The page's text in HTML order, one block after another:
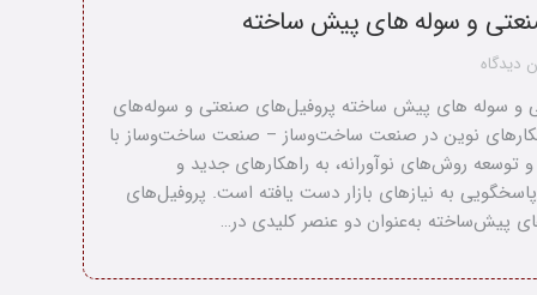
و سوله های پیش ساخته
دیدگاه
و سوله های پیش ساخته پروفیل‌های صنعتی و سوله‌های
نوین در صنعت ساخت‌وساز – صنعت ساخت‌وساز با
توسعه روش‌های نوآورانه، به راهکارهای جدید و
به نیازهای بازار دست یافته است. پروفیل‌های
پیش‌ساخته به‌عنوان دو عنصر کلیدی در…